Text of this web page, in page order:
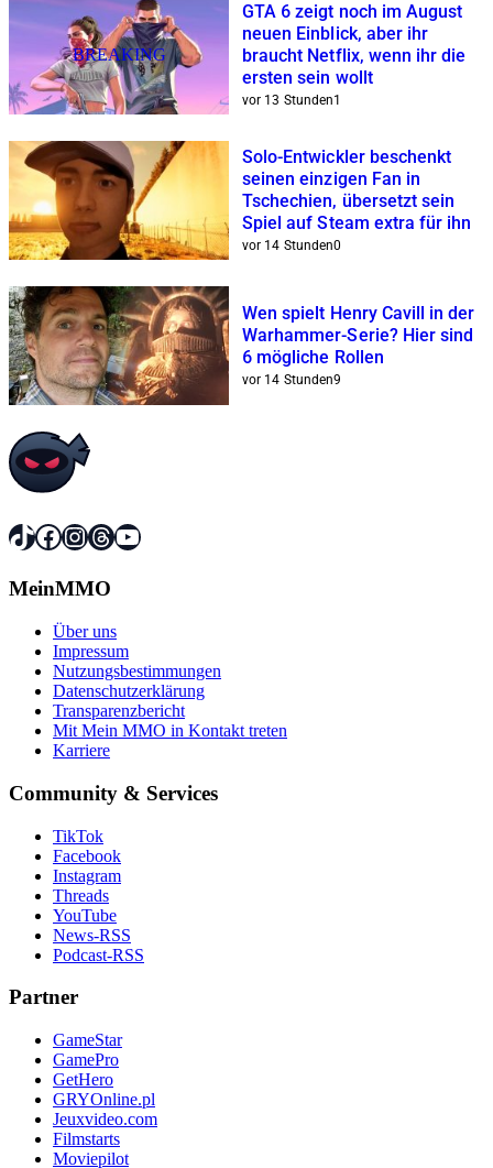
BREAKING
GTA 6 zeigt noch im August
neuen Einblick, aber ihr
braucht Netflix, wenn ihr die
ersten sein wollt
vor 13 Stunden1
Solo-Entwickler beschenkt
seinen einzigen Fan in
Tschechien, übersetzt sein
Spiel auf Steam extra für ihn
vor 14 Stunden0
Wen spielt Henry Cavill in der
Warhammer-Serie? Hier sind
6 mögliche Rollen
vor 14 Stunden9
TikTok
Facebook
Instagram
Threads
YouTube
MeinMMO
Über uns
Impressum
Nutzungsbestimmungen
Datenschutzerklärung
Transparenzbericht
Mit Mein MMO in Kontakt treten
Karriere
Community & Services
TikTok
Facebook
Instagram
Threads
YouTube
News-RSS
Podcast-RSS
Partner
GameStar
GamePro
GetHero
GRYOnline.pl
Jeuxvideo.com
Filmstarts
Moviepilot